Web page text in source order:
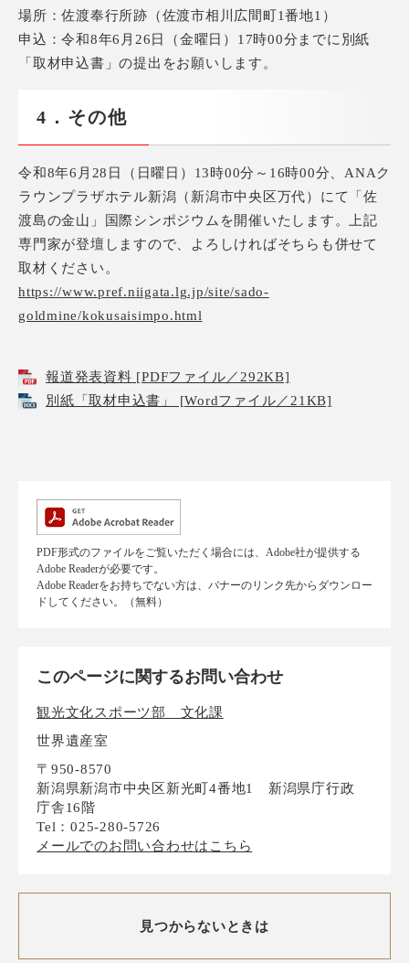
場所：佐渡奉行所跡（佐渡市相川広間町1番地1）
申込：令和8年6月26日（金曜日）17時00分までに別紙
「取材申込書」の提出をお願いします。
4．その他
令和8年6月28日（日曜日）13時00分～16時00分、ANAク
ラウンプラザホテル新潟（新潟市中央区万代）にて「佐
渡島の金山」国際シンポジウムを開催いたします。上記
専門家が登壇しますので、よろしければそちらも併せて
取材ください。
https://www.pref.niigata.lg.jp/site/sado-
goldmine/kokusaisimpo.html
報道発表資料 [PDFファイル／292KB]
別紙「取材申込書」 [Wordファイル／21KB]
PDF形式のファイルをご覧いただく場合には、Adobe社が提供する
Adobe Readerが必要です。
Adobe Readerをお持ちでない方は、バナーのリンク先からダウンロー
ドしてください。（無料）
このページに関するお問い合わせ
観光文化スポーツ部 文化課
世界遺産室
〒950-8570
新潟県新潟市中央区新光町4番地1 新潟県庁行政
庁舎16階
Tel：025-280-5726
メールでのお問い合わせはこちら
見つからないときは